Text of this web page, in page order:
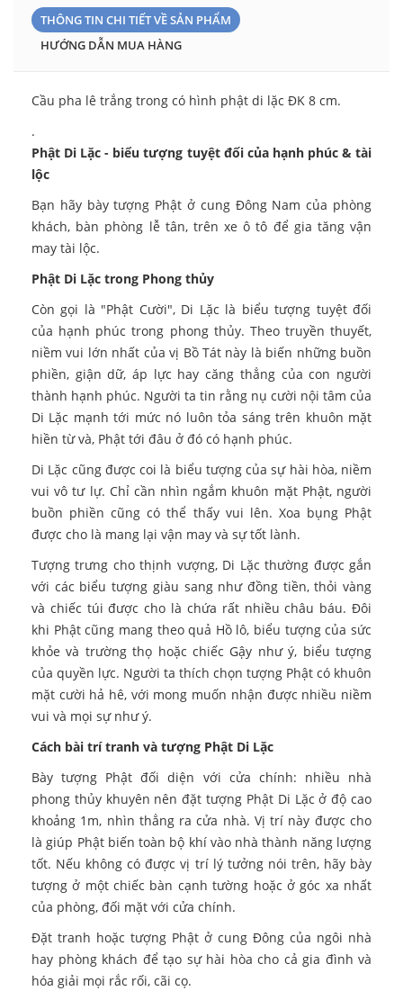
THÔNG TIN CHI TIẾT VỀ SẢN PHẨM
HƯỚNG DẪN MUA HÀNG
Cầu pha lê trắng trong có hình phật di lặc ĐK 8 cm.
.
Phật Di Lặc - biểu tượng tuyệt đối của hạnh phúc & tài
lộc
Bạn hãy bày tượng Phật ở cung Đông Nam của phòng
khách, bàn phòng lễ tân, trên xe ô tô để gia tăng vận
may tài lộc.
Phật Di Lặc trong Phong thủy
Còn gọi là "Phật Cười", Di Lặc là biểu tượng tuyệt đối
của hạnh phúc trong phong thủy. Theo truyền thuyết,
niềm vui lớn nhất của vị Bồ Tát này là biến những buồn
phiền, giận dữ, áp lực hay căng thẳng của con người
thành hạnh phúc. Người ta tin rằng nụ cười nội tâm của
Di Lặc mạnh tới mức nó luôn tỏa sáng trên khuôn mặt
hiền từ và, Phật tới đâu ở đó có hạnh phúc.
Di Lặc cũng được coi là biểu tượng của sự hài hòa, niềm
vui vô tư lự. Chỉ cần nhìn ngắm khuôn mặt Phật, người
buồn phiền cũng có thể thấy vui lên. Xoa bụng Phật
được cho là mang lại vận may và sự tốt lành.
Tượng trưng cho thịnh vượng, Di Lặc thường được gắn
với các biểu tượng giàu sang như đồng tiền, thỏi vàng
và chiếc túi được cho là chứa rất nhiều châu báu. Đôi
khi Phật cũng mang theo quả Hồ lô, biểu tượng của sức
khỏe và trường thọ hoặc chiếc Gậy như ý, biểu tượng
của quyền lực. Người ta thích chọn tượng Phật có khuôn
mặt cười hả hê, với mong muốn nhận được nhiều niềm
vui và mọi sự như ý.
Cách bài trí tranh và tượng Phật Di Lặc
Bày tượng Phật đối diện với cửa chính: nhiều nhà
phong thủy khuyên nên đặt tượng Phật Di Lặc ở độ cao
khoảng 1m, nhìn thẳng ra cửa nhà. Vị trí này được cho
là giúp Phật biến toàn bộ khí vào nhà thành năng lượng
tốt. Nếu không có được vị trí lý tưởng nói trên, hãy bày
tượng ở một chiếc bàn cạnh tường hoặc ở góc xa nhất
của phòng, đối mặt với cửa chính.
Đặt tranh hoặc tượng Phật ở cung Đông của ngôi nhà
hay phòng khách để tạo sự hài hòa cho cả gia đình và
hóa giải mọi rắc rối, cãi cọ.